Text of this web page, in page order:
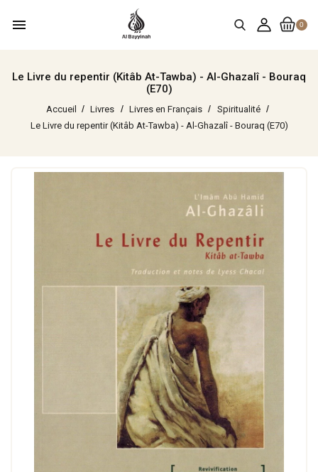
0
menu
Le Livre du repentir (Kitâb At-Tawba) - Al-Ghazalî - Bouraq
(E70)
Accueil Livres Livres en Français
Spiritualité
Le Livre du repentir (Kitâb At-Tawba) - Al-Ghazalî - Bouraq (E70)